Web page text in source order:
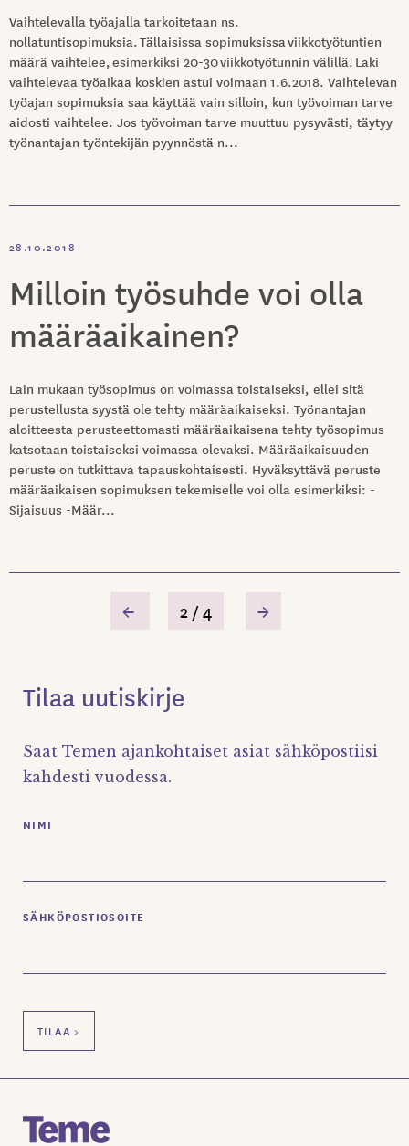
Vaihtelevalla työajalla tarkoitetaan ns.
nollatuntisopimuksia. Tällaisissa sopimuksissa viikkotyötuntien
määrä vaihtelee, esimerkiksi 20-30 viikkotyötunnin välillä. Laki
vaihtelevaa työaikaa koskien astui voimaan 1.6.2018. Vaihtelevan
työajan sopimuksia saa käyttää vain silloin, kun työvoiman tarve
aidosti vaihtelee. Jos työvoiman tarve muuttuu pysyvästi, täytyy
työnantajan työntekijän pyynnöstä n...
28.10.2018
Milloin työsuhde voi olla
määräaikainen?
Lain mukaan työsopimus on voimassa toistaiseksi, ellei sitä
perustellusta syystä ole tehty määräaikaiseksi. Työnantajan
aloitteesta perusteettomasti määräaikaisena tehty työsopimus
katsotaan toistaiseksi voimassa olevaksi. Määräaikaisuuden
peruste on tutkittava tapauskohtaisesti. Hyväksyttävä peruste
määräaikaisen sopimuksen tekemiselle voi olla esimerkiksi: -
Sijaisuus -Määr...
← 2 / 4 →
Tilaa uutiskirje
Saat Temen ajankohtaiset asiat sähköpostiisi
kahdesti vuodessa.
NIMI
SÄHKÖPOSTIOSOITE